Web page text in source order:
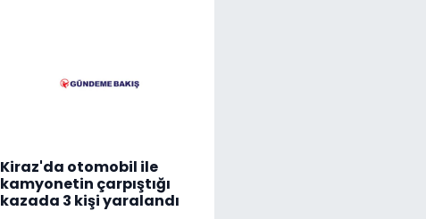
Kiraz'da otomobil ile
kamyonetin çarpıştığı
kazada 3 kişi yaralandı